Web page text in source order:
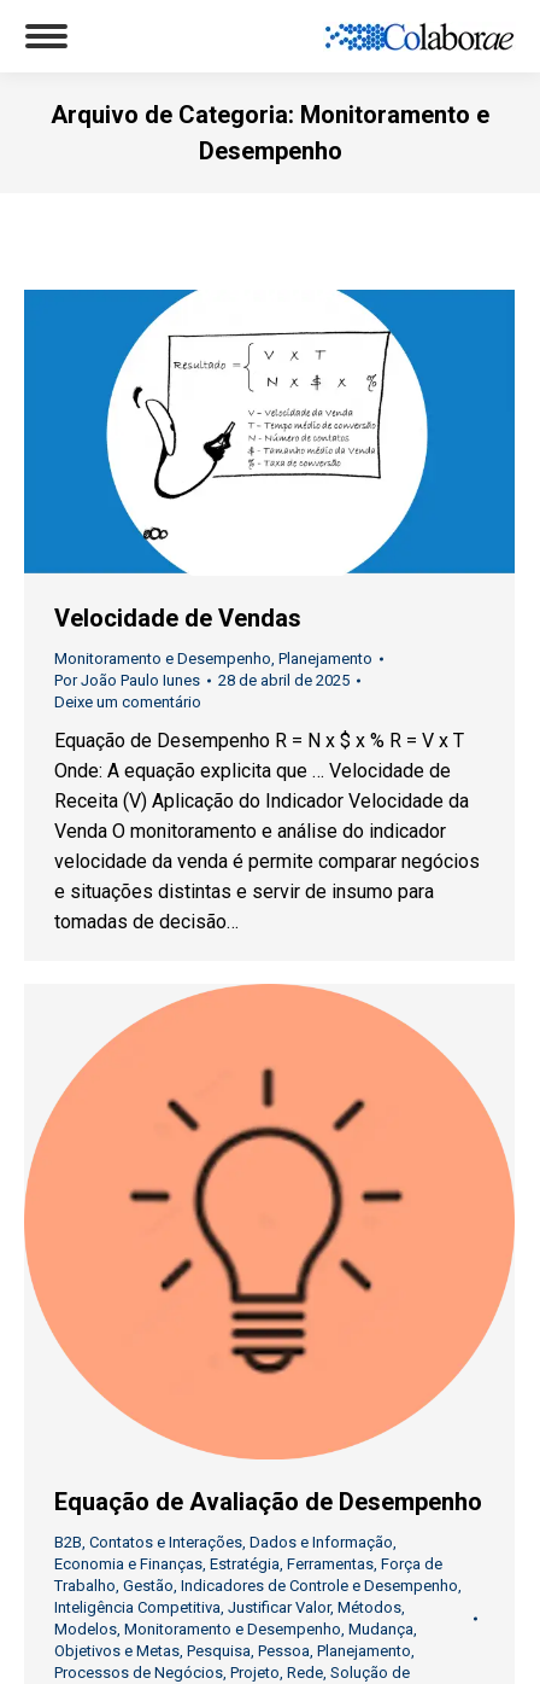
Arquivo de Categoria: Monitoramento e
Desempenho
Velocidade de Vendas
Monitoramento e Desempenho Planejamento
PorJoão Paulo Iunes
28 de abril de 2025
Deixe um comentário
Equação de Desempenho R = N x $ x % R = V x T
Onde: A equação explicita que … Velocidade de
Receita (V) Aplicação do Indicador Velocidade da
Venda O monitoramento e análise do indicador
velocidade da venda é permite comparar negócios
e situações distintas e servir de insumo para
tomadas de decisão…
Equação de Avaliação de Desempenho
B2B, Contatos e Interações, Dados e Informação,
Economia e Finanças, Estratégia, Ferramentas, Força de
Trabalho, Gestão, Indicadores de Controle e Desempenho,
Inteligência Competitiva, Justificar Valor, Métodos,
Modelos, Monitoramento e Desempenho, Mudança,
Objetivos e Metas, Pesquisa, Pessoa, Planejamento,
Processos de Negócios, Projeto, Rede, Solução de